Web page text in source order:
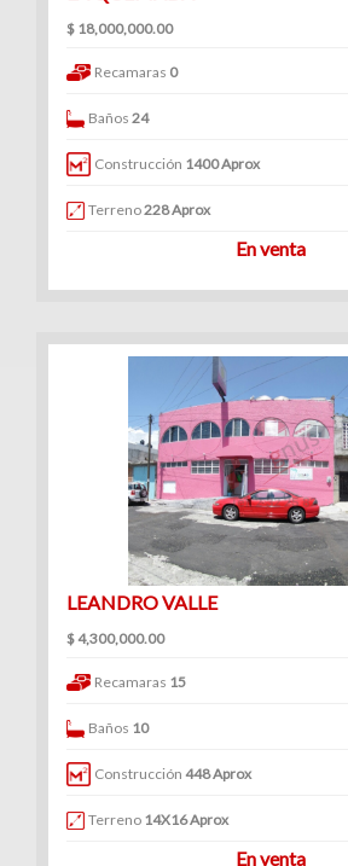
$ 18,000,000.00
Recamaras 0
Baños24
Construcción 1400 Aprox
Terreno228 Aprox
En venta
LEANDRO VALLE
$ 4,300,000.00
Recamaras 15
Baños 10
Construcción 448 Aprox
Terreno 14X16 Aprox
En venta